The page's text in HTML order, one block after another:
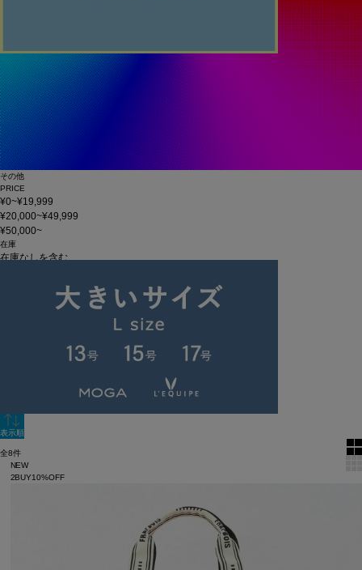
その他
PRICE
¥0~¥19,999
¥20,000~¥49,999
¥50,000~
在庫
在庫なしを含む
表示順
全8件
NEW
2BUY10%OFF